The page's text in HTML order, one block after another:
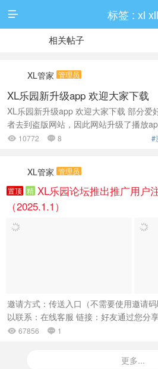
 标签 : xl xll
相关帖子
XL管家 管理员
XL乐园新升级app 欢迎大家下载
XL乐园新升级app 欢迎大家下载 部分爱
者去到盗版网站，因此网站升级了播放
#
 10772  8
XL管家 管理员
置顶 精 XL乐园论坛推出推广用户
（2025.1.1）
邀请方式：传送入口（不需要使用邀请
以联系：在线客服 链接：好友通过您分
 67856  1
更多...